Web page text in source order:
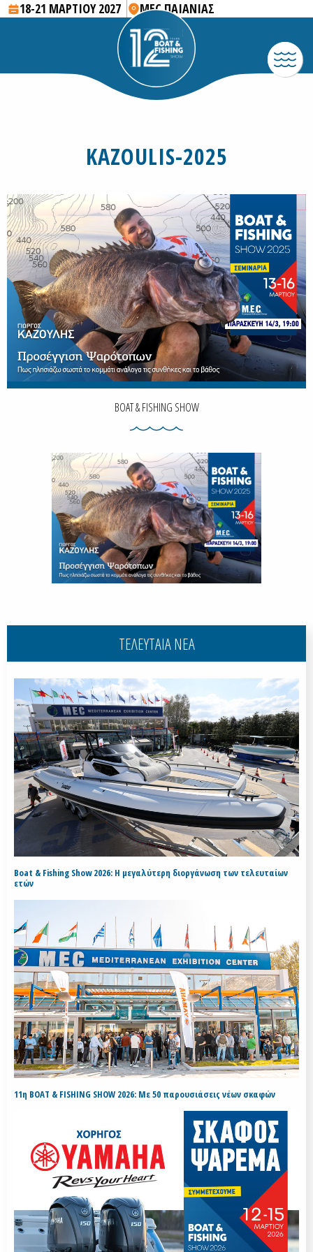
18-21 ΜΑΡΤΙΟΥ 2027 MEC ΠΑΙΑΝΙΑΣ
KAZOULIS-2025
BOAT & FISHING SHOW
ΤΕΛΕΥΤΑΙΑ ΝΕΑ
Boat & Fishing Show 2026: Η μεγαλύτερη διοργάνωση των τελευταίων
ετών
11η BOAT & FISHING SHOW 2026: Με 50 παρουσιάσεις νέων σκαφών